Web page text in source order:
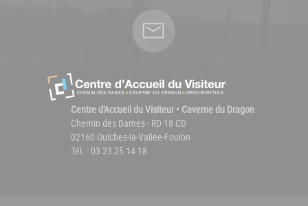
Centre d'Accueil du Visiteur • Caverne du Dragon
Chemin des Dames - RD 18 CD
02160 Oulches-la-Vallée-Foulon
Tél. : 03 23 25 14 18